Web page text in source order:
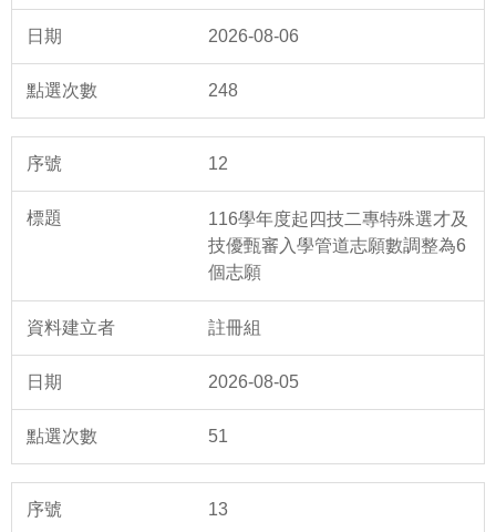
2026-08-06
248
12
116學年度起四技二專特殊選才及
技優甄審入學管道志願數調整為6
個志願
註冊組
2026-08-05
51
13